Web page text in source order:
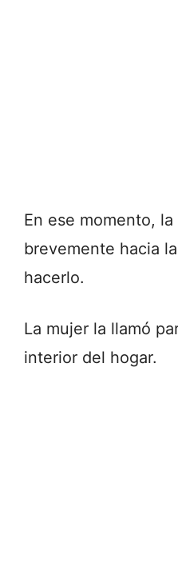
En ese momento,
brevemente hacia
hacerlo.
La mujer la llamó
interior del hogar.